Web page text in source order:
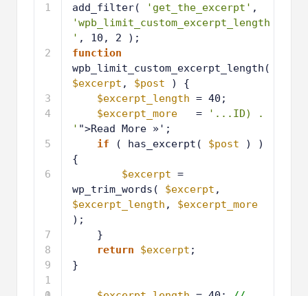
1
2
3
4
5
6
7
8
9
1
add_filter( 'get_the_excerpt'
'wpb_limit_custom_excerpt_length
' , 10, 2 );
function
$excerpt , $post
) {
$excerpt_length = 40;
$excerpt_more
=
'...ID) .
' ">Read More »';
if
( has_excerpt( $post
) )
{
$excerpt =
wp_trim_words( $excerpt
$excerpt_length , $excerpt_more
);
}
return
$excerpt ;
}